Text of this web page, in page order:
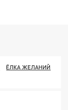
ЁЛКА ЖЕЛАНИЙ